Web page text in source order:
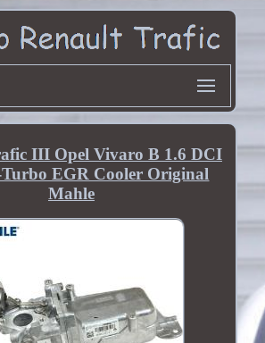
III Opel Vivaro B 1.6 DCI
EGR Cooler Original
Mahle